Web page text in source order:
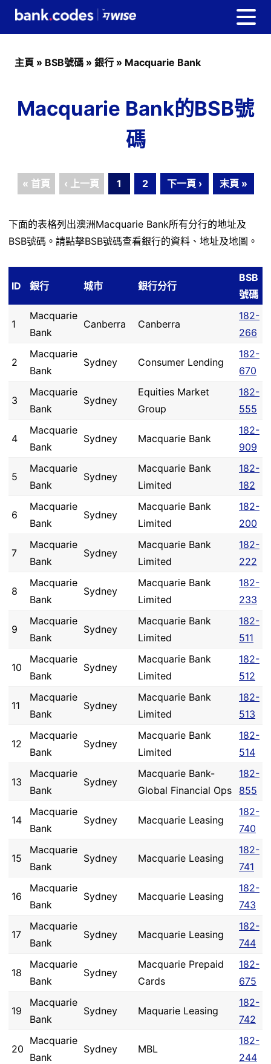
主頁 » BSB號碼 » 銀行 » Macquarie Bank
Macquarie Bank的BSB號
碼
« 首頁 ‹ 上一頁 1 2 下一頁 › 末頁 »
下面的表格列出澳洲Macquarie Bank所有分行的地址及
BSB號碼。請點擊BSB號碼查看銀行的資料、地址及地圖。
ID 銀行 城市 銀行分行
BSB
號碼
1
Macquarie
Bank
Canberra Canberra
182-
266
2
Macquarie
Bank
Sydney Consumer Lending
182-
670
3
Macquarie
Bank
Sydney
Equities Market
Group
182-
555
4
Macquarie
Bank
Sydney Macquarie Bank
182-
909
5
Macquarie
Bank
Sydney
Macquarie Bank
Limited
182-
182
6
Macquarie
Bank
Sydney
Macquarie Bank
Limited
182-
200
7
Macquarie
Bank
Sydney
Macquarie Bank
Limited
182-
222
8
Macquarie
Bank
Sydney
Macquarie Bank
Limited
182-
233
9
Macquarie
Bank
Sydney
Macquarie Bank
Limited
182-
511
10
Macquarie
Bank
Sydney
Macquarie Bank
Limited
182-
512
11
Macquarie
Bank
Sydney
Macquarie Bank
Limited
182-
513
12
Macquarie
Bank
Sydney
Macquarie Bank
Limited
182-
514
13
Macquarie
Bank
Sydney
Macquarie Bank-
Global Financial Ops
182-
855
14
Macquarie
Bank
Sydney Macquarie Leasing
182-
740
15
Macquarie
Bank
Sydney Macquarie Leasing
182-
741
16
Macquarie
Bank
Sydney Macquarie Leasing
182-
743
17
Macquarie
Bank
Sydney Macquarie Leasing
182-
744
18
Macquarie
Bank
Sydney
Macquarie Prepaid
Cards
182-
675
19
Macquarie
Bank
Sydney Maquarie Leasing
182-
742
20
Macquarie
Bank
Sydney MBL
182-
244